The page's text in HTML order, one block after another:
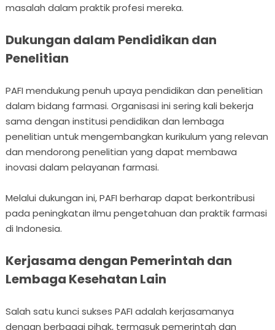
masalah dalam praktik profesi mereka.
Dukungan dalam Pendidikan dan
Penelitian
PAFI mendukung penuh upaya pendidikan dan penelitian
dalam bidang farmasi. Organisasi ini sering kali bekerja
sama dengan institusi pendidikan dan lembaga
penelitian untuk mengembangkan kurikulum yang relevan
dan mendorong penelitian yang dapat membawa
inovasi dalam pelayanan farmasi.
Melalui dukungan ini, PAFI berharap dapat berkontribusi
pada peningkatan ilmu pengetahuan dan praktik farmasi
di Indonesia.
Kerjasama dengan Pemerintah dan
Lembaga Kesehatan Lain
Salah satu kunci sukses PAFI adalah kerjasamanya
dengan berbagai pihak, termasuk pemerintah dan